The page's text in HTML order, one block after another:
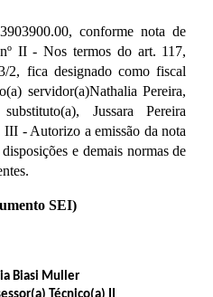
conforme nota de
II - Nos termos do art. 117,
2, fica designado como fiscal
servidor(a)Nathalia Pereira,
Jussara Pereira
- Autorizo a emissão da nota
e demais normas de
SEI)
Biasi Muller